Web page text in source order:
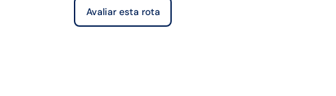
Avaliar esta rota